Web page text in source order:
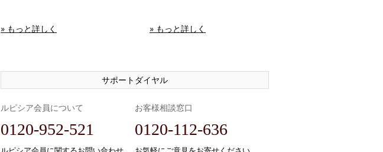
» もっと詳しく » もっと詳しく
サポートダイヤル
ルピシア会員について
0120-952-521
お客様相談窓口
0120-112-636